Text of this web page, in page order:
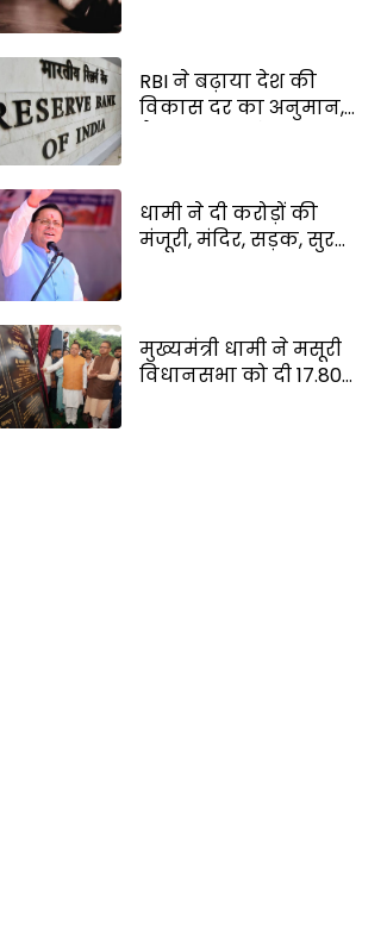
RBI ने बढ़ाया देश की
विकास दर का अनुमान,
धामी ने दी करोड़ों की
मंजूरी, मंदिर, सड़क, सुरक्षा
मुख्यमंत्री धामी ने मसूरी
विधानसभा को दी 17.80